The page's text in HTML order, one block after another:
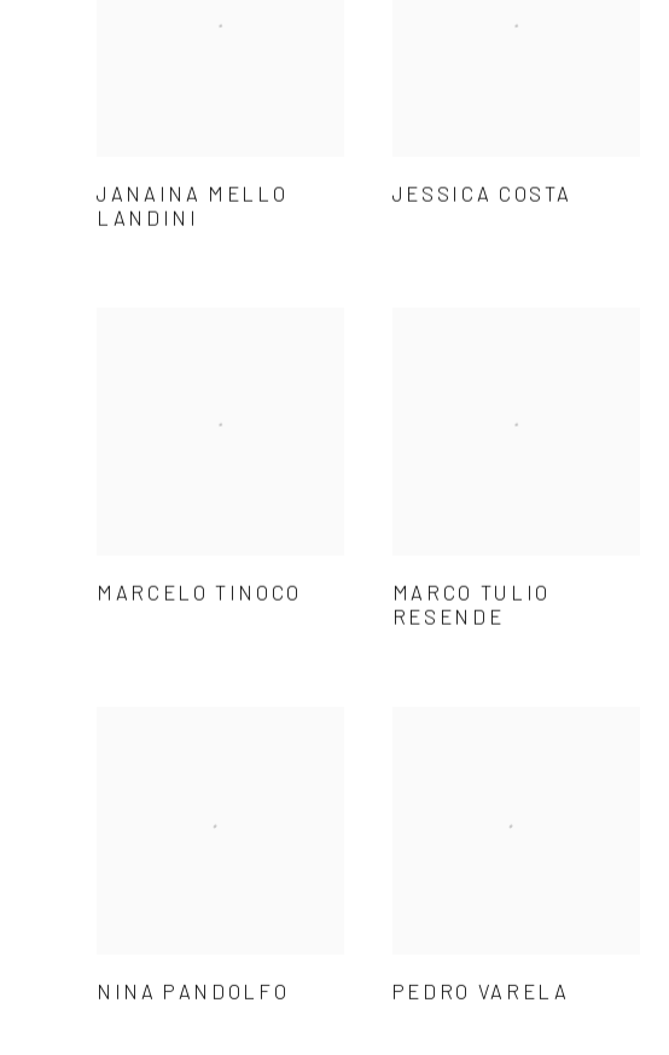
JANAINA MELLO
LANDINI
JESSICA COSTA
MARCELO TINOCO
MARCO TULIO
RESENDE
NINA PANDOLFO PEDRO VARELA